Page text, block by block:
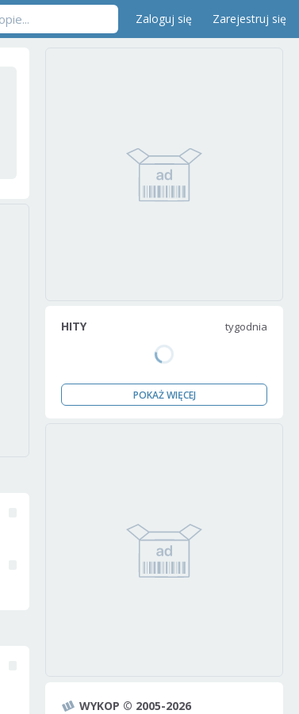
Zaloguj się Zarejestruj się
HITY tygodnia
POKAŻ WIĘCEJ
WYKOP © 2005-2026